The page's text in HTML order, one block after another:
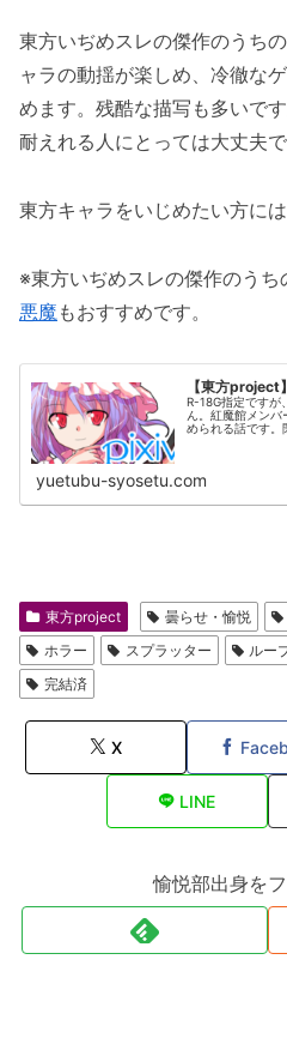
東方いぢめスレの傑作のうち
ャラの動揺が楽しめ、冷徹な
めます。残酷な描写も多いで
耐えれる人にとっては大丈夫で
東方キャラをいじめたい方には
※東方いぢめスレの傑作のうち
悪魔 もおすすめです。
【東方project
R-18G指定ですが
ん。紅魔館メンバ
められる話です。
yuetubu-syosetu.com
東方project 曇らせ・愉悦
ホラー
スプラッター ルー
完結済
X
LINE
愉悦部出身を